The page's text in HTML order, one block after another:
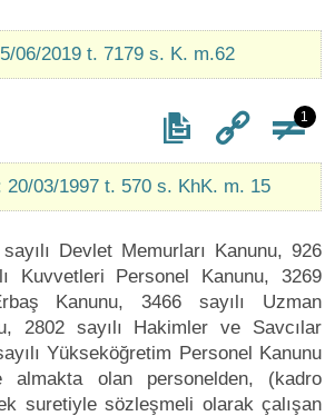
06/2019 t. 7179 s. K. m.62
1
20/03/1997 t. 570 s. KhK. m. 15
sayılı Devlet Memurları Kanunu, 926
Kuvvetleri Personel Kanunu, 3269
Kanunu, 3466 sayılı Uzman
2802 sayılı Hakimler ve Savcılar
Yükseköğretim Personel Kanunu
almakta olan personelden, (kadro
suretiyle sözleşmeli olarak çalışan